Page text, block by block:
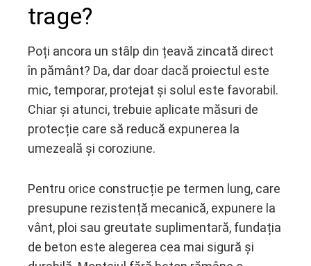
trage?
Poți ancora un stâlp din țeavă zincată direct
în pământ? Da, dar doar dacă proiectul este
mic, temporar, protejat și solul este favorabil.
Chiar și atunci, trebuie aplicate măsuri de
protecție care să reducă expunerea la
umezeală și coroziune.
Pentru orice construcție pe termen lung, care
presupune rezistență mecanică, expunere la
vânt, ploi sau greutate suplimentară, fundația
de beton este alegerea cea mai sigură și